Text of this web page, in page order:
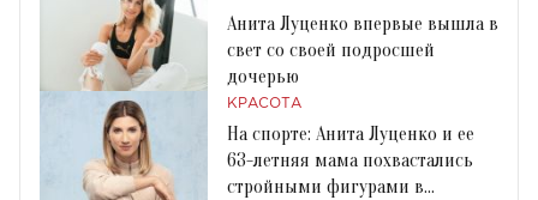
Анита Луценко впервые вышла в
свет со своей подросшей
дочерью
КРАСОТА
На спорте: Анита Луценко и ее
63-летняя мама похвастались
стройными фигурами в